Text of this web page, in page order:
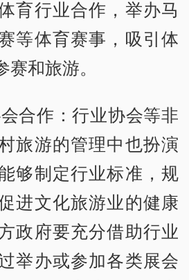
育行业合作，举办马
等体育赛事，吸引体
和旅游。
合作：行业协会等非
旅游的管理中也扮演
够制定行业标准，规
进文化旅游业的健康
政府要充分借助行业
举办或参加各类展会